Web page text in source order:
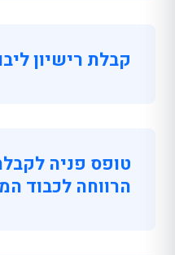
קבלת רישיון
טופס פניה
הרווחה לכבוד